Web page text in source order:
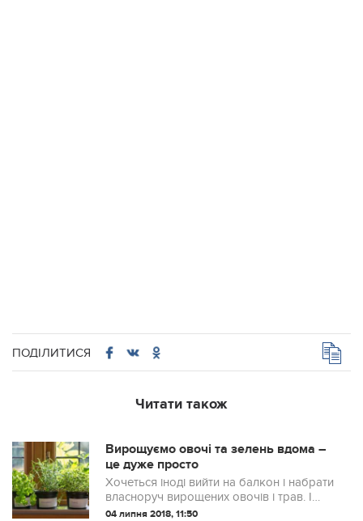
ПОДІЛИТИСЯ
Читати також
Вирощуємо овочі та зелень вдома –
це дуже просто
Хочеться іноді вийти на балкон і набрати
власноруч вирощених овочів і трав. І
балкон , до речі, виглядає набагато
04 липня 2018, 11:50